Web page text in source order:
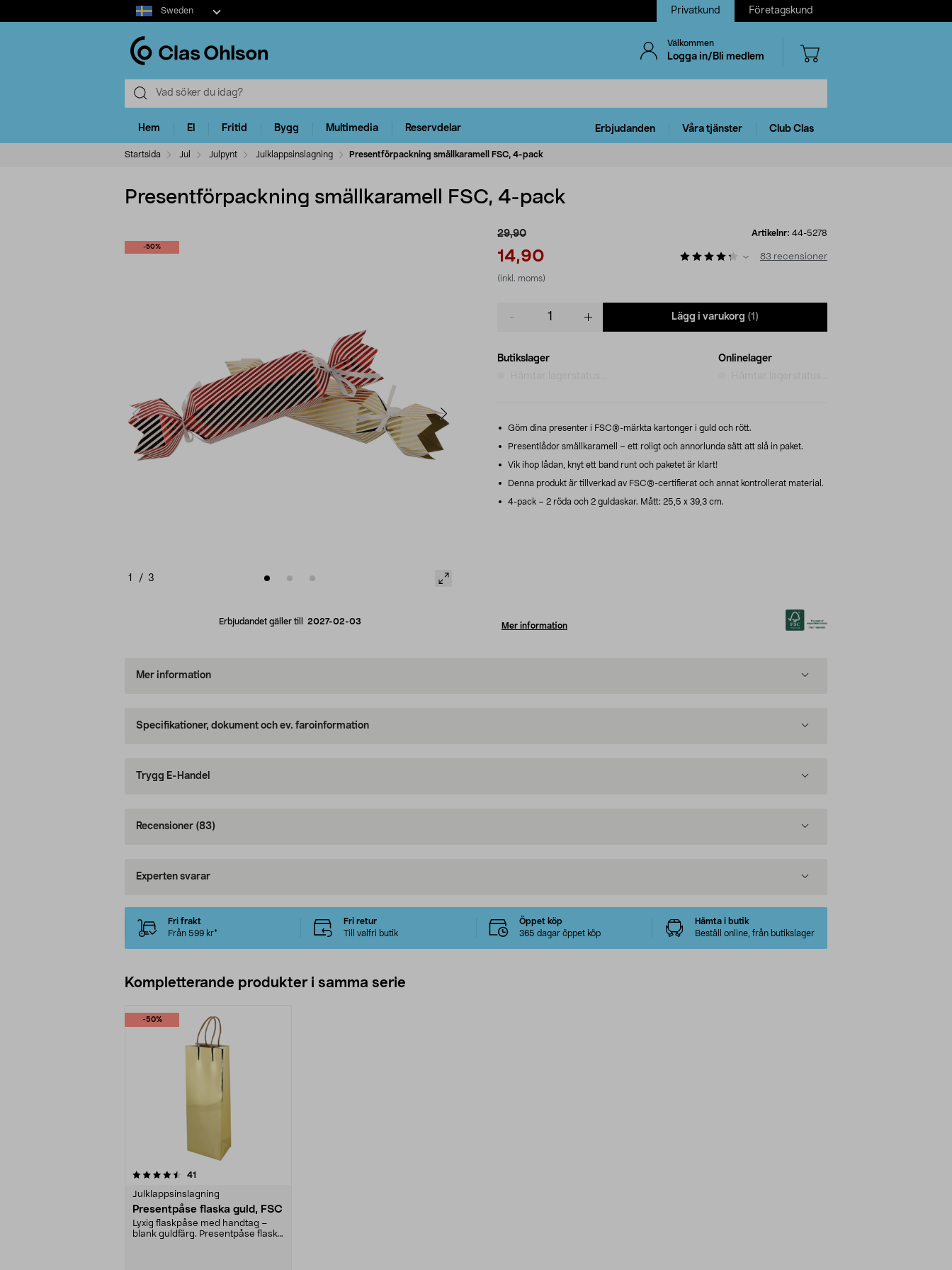
Select
market
Sweden Privatkund Företagskund
Välkommen
Logga in/Bli medlem
Hem El Fritid Bygg Multimedia Reservdelar Erbjudanden Våra tjänster Club Clas
Startsida Jul Julpynt Julklappsinslagning Presentförpackning smällkaramell FSC, 4-pack
Presentförpackning smällkaramell FSC, 4-pack
-50%
1 / 3
Erbjudandet gäller till 2027-02-03
29,90
14,90
(inkl. moms)
Artikelnr: 44-5278
83 recensioner
Lägg i varukorg (1)
Butikslager
Onlinelager
Göm dina presenter i FSC®-märkta kartonger i guld och rött.
Presentlådor smällkaramell – ett roligt och annorlunda sätt att slå in paket.
Vik ihop lådan, knyt ett band runt och paketet är klart!
Denna produkt är tillverkad av FSC®-certifierat och annat kontrollerat material.
4-pack – 2 röda och 2 guldaskar. Mått: 25,5 x 39,3 cm.
Mer information
Mer information
Specifikationer, dokument och ev. faroinformation
Trygg E-Handel
Recensioner (83)
Experten svarar
Fri frakt
Från 599 kr*
Fri retur
Till valfri butik
Öppet köp
365 dagar öppet köp
Hämta i butik
Beställ online, från butikslager
Kompletterande produkter i samma serie
-50%
41
Julklappsinslagning
Presentpåse flaska guld, FSC
Lyxig flaskpåse med handtag –
blank guldfärg. Presentpåse flaska